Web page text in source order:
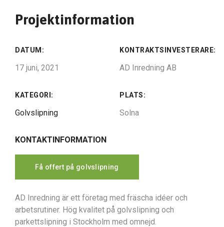
Projektinformation
DATUM:
17 juni, 2021
KONTRAKTSINVESTERARE:
AD Inredning AB
KATEGORI:
Golvslipning
PLATS:
Solna
KONTAKTINFORMATION
Få offert på golvslipning
AD Inredning är ett företag med fräscha idéer och
arbetsrutiner. Hög kvalitet på golvslipning och
parkettslipning i Stockholm med omnejd.